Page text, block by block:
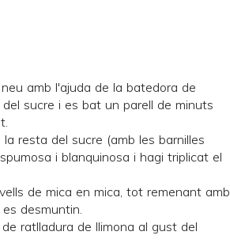
amb l'ajuda de la batedora de
sucre i es bat un parell de minuts
resta del sucre (amb les barnilles
i blanquinosa i hagi triplicat el
de mica en mica, tot remenant amb
desmuntin.
ratlladura de llimona al gust del